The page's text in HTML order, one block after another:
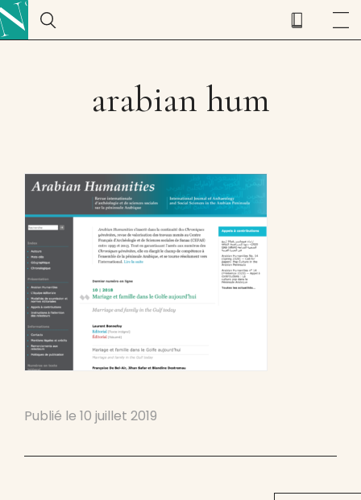
arabian hum
Publié le 10 juillet 2019